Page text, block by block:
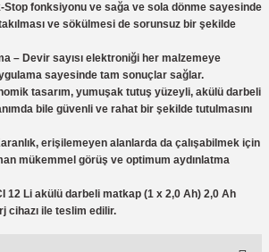
Stop fonksiyonu ve sağa ve sola dönme sayesinde
ve sökülmesi de sorunsuz bir şekilde
– Devir sayısı elektroniği her malzemeye
sayesinde tam sonuçlar sağlar.
tasarım, yumuşak tutuş yüzeyli, akülü darbeli
bile güvenli ve rahat bir şekilde tutulmasını
erişilemeyen alanlarda da çalışabilmek için
mükemmel görüş ve optimum aydınlatma
12 Li akülü darbeli matkap (1 x 2,0 Ah) 2,0 Ah
cihazı ile teslim edilir.